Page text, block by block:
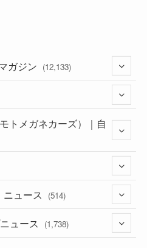
ガジン (12,133)
(252)
(2,473)
(352)
(1)
トメガネカーズ）｜自
ュース (514)
(132)
ュース (1,738)